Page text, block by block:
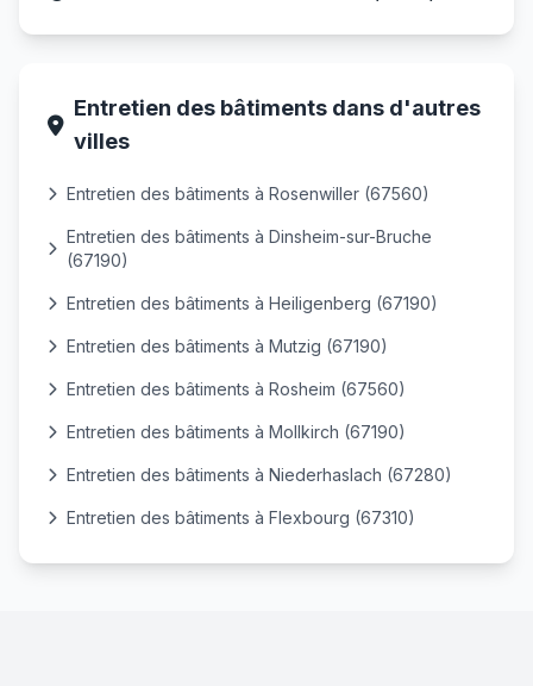
Entretien des bâtiments dans d'autres
villes
Entretien des bâtiments à Rosenwiller (67560)
Entretien des bâtiments à Dinsheim-sur-Bruche
(67190)
Entretien des bâtiments à Heiligenberg (67190)
Entretien des bâtiments à Mutzig (67190)
Entretien des bâtiments à Rosheim (67560)
Entretien des bâtiments à Mollkirch (67190)
Entretien des bâtiments à Niederhaslach (67280)
Entretien des bâtiments à Flexbourg (67310)